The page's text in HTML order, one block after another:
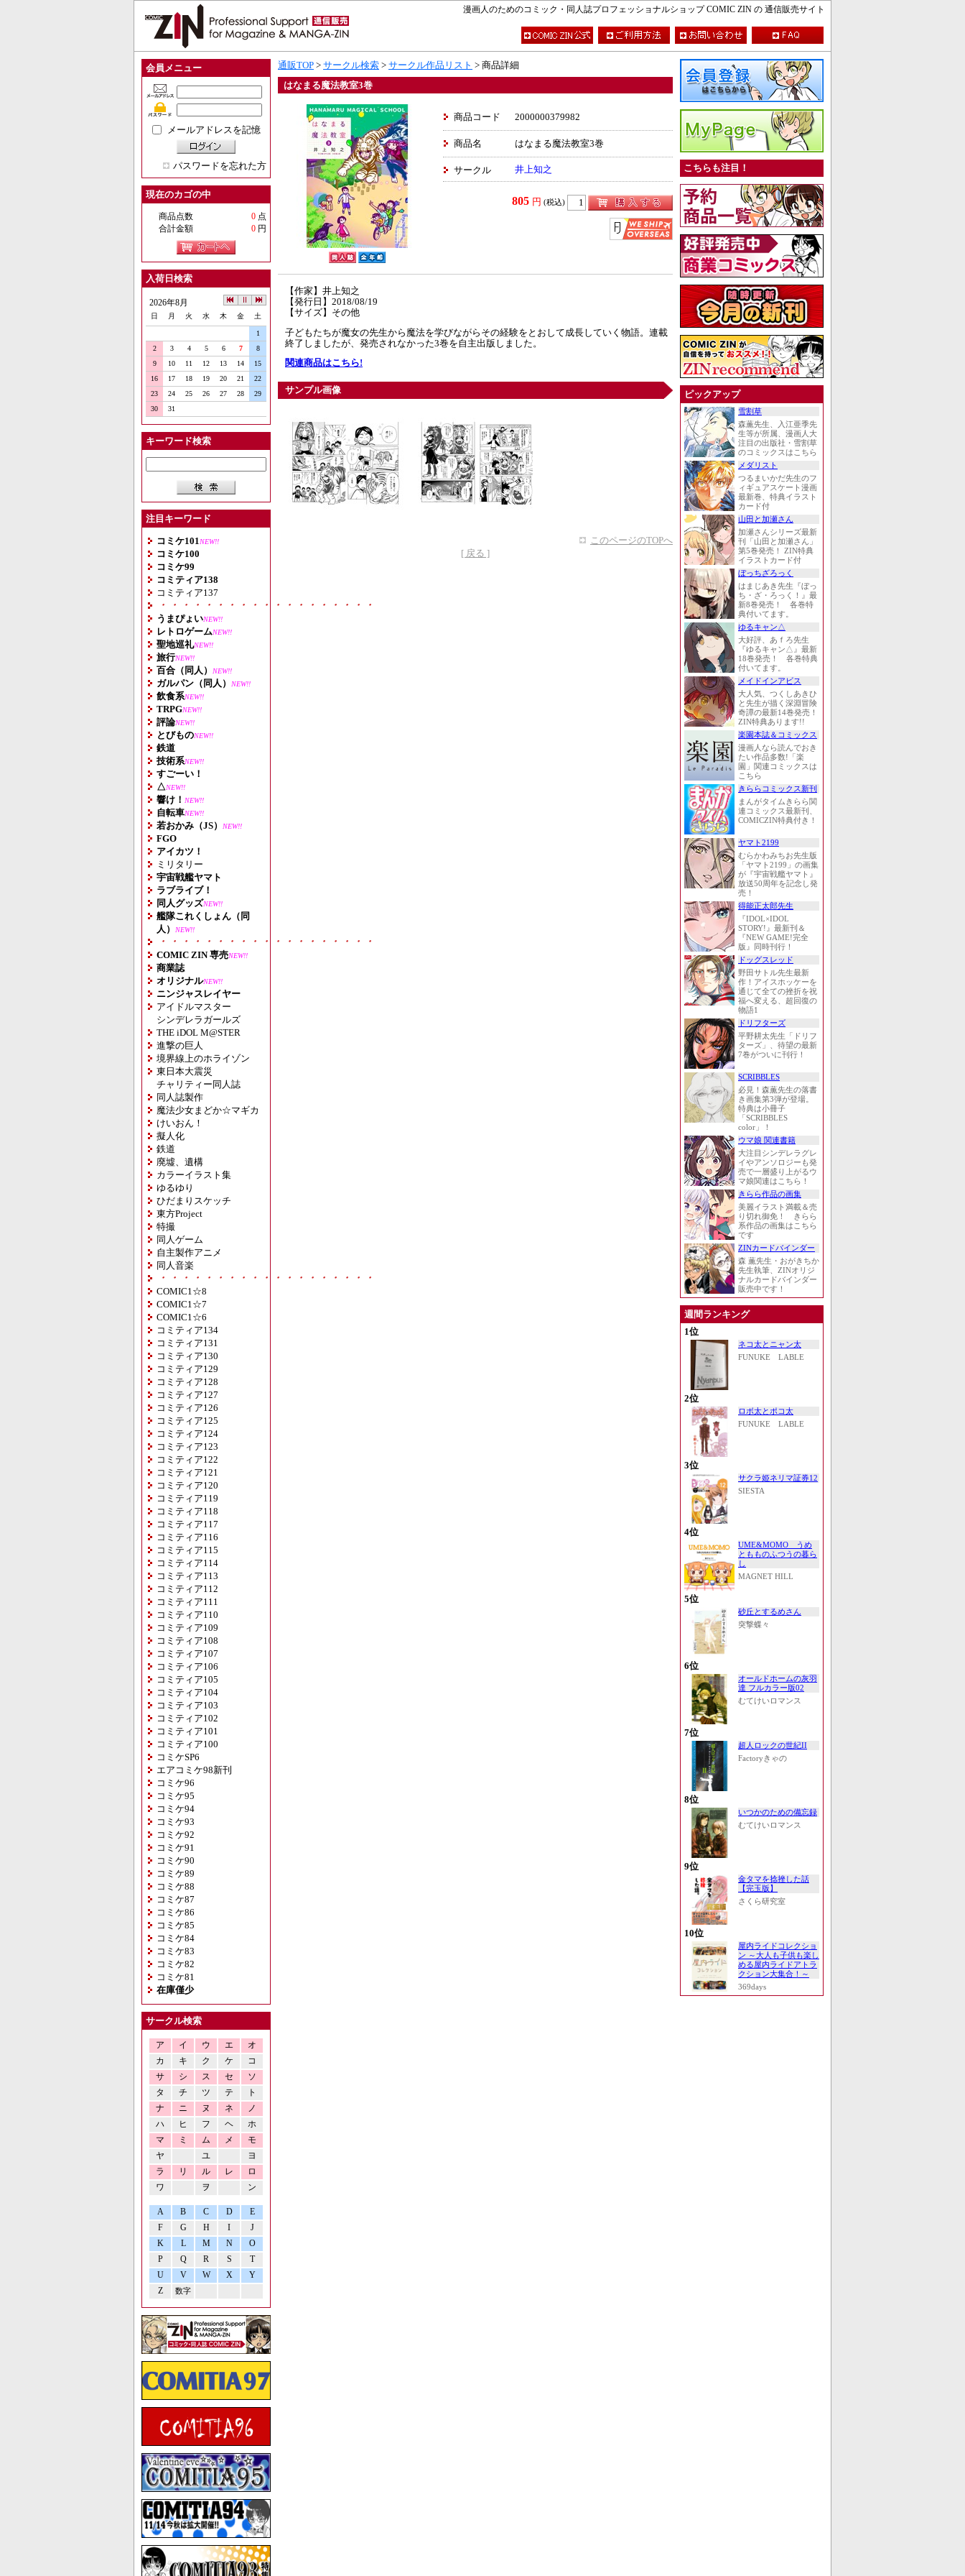
漫画人のためのコミック・同人誌プロフェッショナルショップ COMIC ZIN の 通信販売サイト
会員メニュー
メールアドレスを記憶
パスワードを忘れた方
現在のカゴの中
商品点数 0 点
合計金額
0 円
入荷日検索
2026年8月
日 月 火 水 木 金 土
1
2
3 4 5 6 7
8
9
10 11 12 13 14
15
16
17 18 19 20 21
22
23
24 25 26 27 28
29
30
31
キーワード検索
注目キーワード
コミケ101 NEW!!
コミケ100
コミケ99
コミティア138
コミティア137
・・・・・・・・・・・・・・・・・・・
うまぴょいNEW!!
レトロゲームNEW!!
聖地巡礼NEW!!
旅行NEW!!
百合（同人） NEW!!
ガルパン（同人） NEW!!
飲食系NEW!!
TRPGNEW!!
評論NEW!!
とびものNEW!!
鉄道
技術系NEW!!
すごーい！
△NEW!!
響け！ NEW!!
自転車NEW!!
若おかみ（JS） NEW!!
FGO
アイカツ！
ミリタリー
宇宙戦艦ヤマト
ラブライブ！
同人グッズNEW!!
艦隊これくしょん（同
人）
NEW!!
・・・・・・・・・・・・・・・・・・・
COMIC ZIN 専売NEW!!
商業誌
オリジナルNEW!!
ニンジャスレイヤー
アイドルマスター
シンデレラガールズ
THE iDOL M@STER
進撃の巨人
境界線上のホライゾン
東日本大震災
チャリティー同人誌
同人誌製作
魔法少女まどか☆マギカ
けいおん！
擬人化
鉄道
廃墟、遺構
カラーイラスト集
ゆるゆり
ひだまりスケッチ
東方Project
特撮
同人ゲーム
自主製作アニメ
同人音楽
・・・・・・・・・・・・・・・・・・・
COMIC1☆8
COMIC1☆7
COMIC1☆6
コミティア134
コミティア131
コミティア130
コミティア129
コミティア128
コミティア127
コミティア126
コミティア125
コミティア124
コミティア123
コミティア122
コミティア121
コミティア120
コミティア119
コミティア118
コミティア117
コミティア116
コミティア115
コミティア114
コミティア113
コミティア112
コミティア111
コミティア110
コミティア109
コミティア108
コミティア107
コミティア106
コミティア105
コミティア104
コミティア103
コミティア102
コミティア101
コミティア100
コミケSP6
エアコミケ98新刊
コミケ96
コミケ95
コミケ94
コミケ93
コミケ92
コミケ91
コミケ90
コミケ89
コミケ88
コミケ87
コミケ86
コミケ85
コミケ84
コミケ83
コミケ82
コミケ81
在庫僅少
サークル検索
ア イ ウ エ
オ
カ
キ ク ケ
コ
サ
シ ス セ
ソ
タ
チ ツ テ
ト
ナ
ニ ヌ ネ
ノ
ハ
ヒ フ ヘ
ホ
マ
ミ ム メ
モ
ヤ
ユ
ヨ
ラ
リ ル レ
ロ
ワ
ヲ ン
A B C D
E
F
G H I
J
K
L M N
O
P
Q R S
T
U
V W X
Y
Z
数字
通販TOP > サークル検索 > サークル作品リスト > 商品詳細
はなまる魔法教室3巻
商品コード 2000000379982
商品名 はなまる魔法教室3巻
サークル 井上知之
805 円 (税込)
【作家】井上知之
【発行日】2018/08/19
【サイズ】その他
子どもたちが魔女の先生から魔法を学びながらその経験をとおして成長していく物語。連載
終了しましたが、発売されなかった3巻を自主出版しました。
関連商品はこちら!
サンプル画像
このページのTOPへ
[ 戻る ]
こちらも注目！
ピックアップ
雪割草
森薫先生、入江亜季先
生等が所属、漫画人大
注目の出版社・雪割草
のコミックスはこちら
メダリスト
つるまいかだ先生のフ
ィギュアスケート漫画
最新巻、特典イラスト
カード付
山田と加瀬さん
加瀬さんシリーズ最新
刊「山田と加瀬さん」
第5巻発売！ ZIN特典
イラストカード付
ぼっちざろっく
はまじあき先生『ぼっ
ち・ざ・ろっく！』最
新8巻発売！ 各巻特
典付いてます。
ゆるキャン△
大好評、あｆろ先生
『ゆるキャン△』最新
18巻発売！ 各巻特典
付いてます。
メイドインアビス
大人気、つくしあきひ
と先生が描く深淵冒険
奇譚の最新14巻発売！
ZIN特典あります!!
楽園本誌＆コミックス
漫画人なら読んでおき
たい作品多数!「楽
園」関連コミックスは
こちら
きららコミックス新刊
まんがタイムきらら関
連コミックス最新刊、
COMICZIN特典付き！
ヤマト2199
むらかわみちお先生版
「ヤマト2199」の画集
が『宇宙戦艦ヤマト』
放送50周年を記念し発
売！
得能正太郎先生
『IDOL×IDOL
STORY!』最新刊＆
『NEW GAME!完全
版』同時刊行！
ドッグスレッド
野田サトル先生最新
作！アイスホッケーを
通じて全ての挫折を祝
福へ変える、超回復の
物語1
ドリフターズ
平野耕太先生「ドリフ
ターズ」、待望の最新
7巻がついに刊行！
SCRIBBLES
必見！森薫先生の落書
き画集第3弾が登場。
特典は小冊子
「SCRIBBLES
color」！
ウマ娘 関連書籍
大注目シンデレラグレ
イやアンソロジーも発
売で一層盛り上がるウ
マ娘関連はこちら！
きらら作品の画集
美麗イラスト満載＆売
り切れ御免！ きらら
系作品の画集はこちら
です
ZINカードバインダー
森 薫先生・おがきちか
先生執筆、ZINオリジ
ナルカードバインダー
販売中です！
週間ランキング
1位
ネコ太とニャン太
FUNUKE LABLE
2位
ロボ太とポコ太
FUNUKE LABLE
3位
サクラ姫ネリマ証券12
SIESTA
4位
UME&MOMO うめ
ともものふつうの暮ら
し
MAGNET HILL
5位
砂丘とするめさん
突撃蝶々
6位
オールドホームの灰羽
達 フルカラー版02
むてけいロマンス
7位
超人ロックの世紀II
Factoryきゃの
8位
いつかのための備忘録
むてけいロマンス
9位
金タマを捻挫した話
【完玉版】
さくら研究室
10位
屋内ライドコレクショ
ン ～大人も子供も楽し
める屋内ライドアトラ
クション大集合！～
369days